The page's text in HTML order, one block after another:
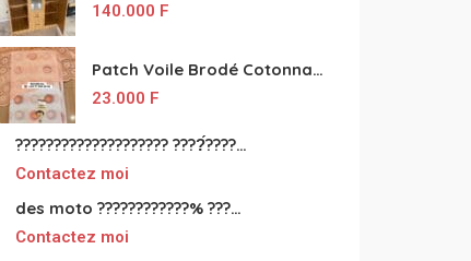
140.000 F
Patch Voile Brodé Cotonnade et Tinu Minu de l’Inde ???????? ????
23.000 F
???????????????????? ????́???????????????????????????????????????? à vendre
Contactez moi
des moto ????????????% ????́???????????????????????????????????? à vendre
Contactez moi